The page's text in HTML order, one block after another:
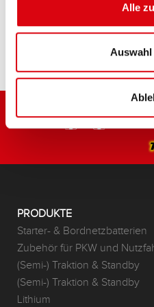
Alle
PRODUKTE
Starter- & Bordnetzbatterien
Zubehör für PKW und
(Semi-) Traktion & Standby
(Semi-) Traktion & Standby
Lithium